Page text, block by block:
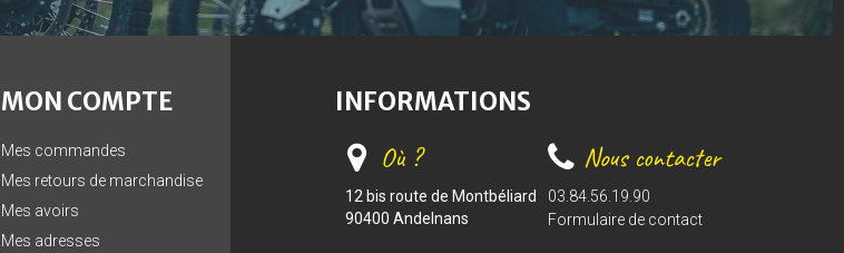
MON COMPTE
Mes commandes
Mes retours de marchandise
Mes avoirs
Mes adresses
INFORMATIONS
Où ?
12 bis route de Montbéliard
90400 Andelnans
Nous contacter
03.84.56.19.90
Formulaire de contact